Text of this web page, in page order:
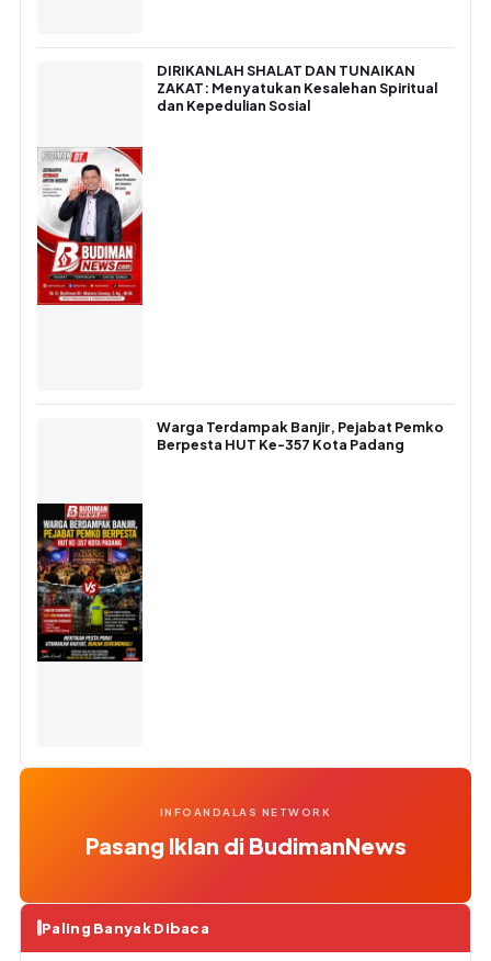
DIRIKANLAH SHALAT DAN TUNAIKAN
ZAKAT: Menyatukan Kesalehan Spiritual
dan Kepedulian Sosial
Warga Terdampak Banjir, Pejabat Pemko
Berpesta HUT Ke-357 Kota Padang
INFOANDALAS NETWORK
Pasang Iklan di BudimanNews
Paling Banyak Dibaca